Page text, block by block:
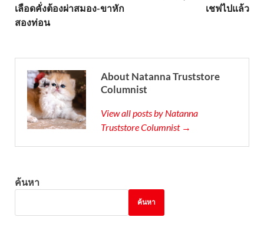
เลือดคั่งต้องผ่าสมอง-ขาหัก
สองท่อน
เชฟไปแล้ว
About Natanna Truststore
Columnist
View all posts by Natanna
Truststore Columnist →
ค้นหา
ค้นหา